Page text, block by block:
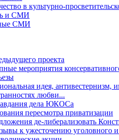
в культурно-
и СМИ
СМИ
проекта
мероприятия
идея, антивестернизм,
любви...
дела ЮКОСа
пересмотра приватизации
де-либерализовать
к ужесточению уголовного и